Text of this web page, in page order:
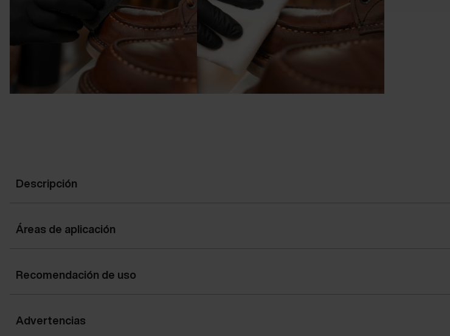
Descripción
Áreas de aplicación
Recomendación de uso
Advertencias